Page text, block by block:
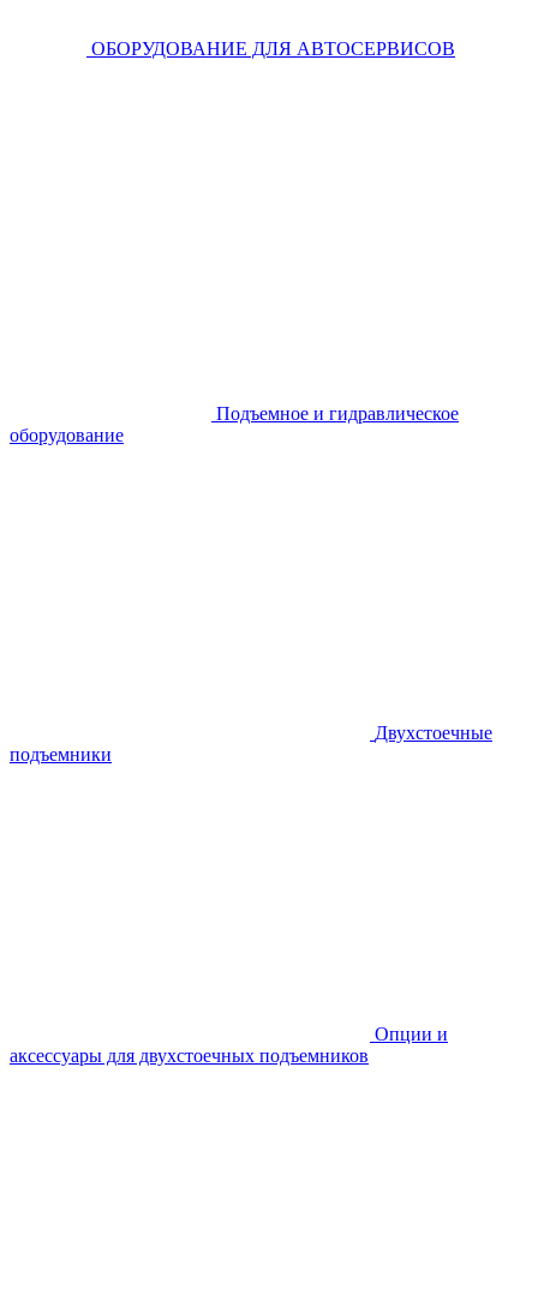
ОБОРУДОВАНИЕ ДЛЯ АВТОСЕРВИСОВ
Подъемное и гидравлическое
оборудование
Двухстоечные
подъемники
Опции и
аксессуары для двухстоечных подъемников